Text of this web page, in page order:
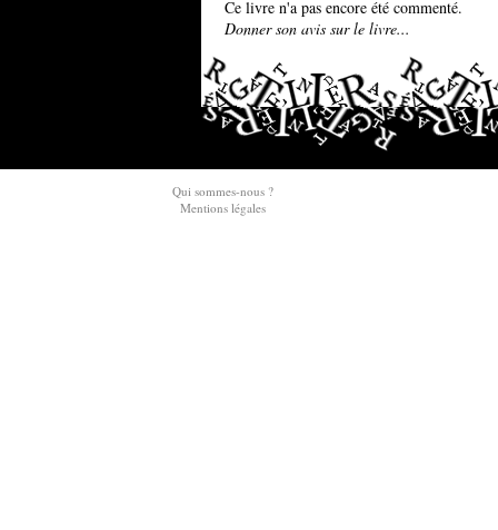
Ce livre n'a pas encore été commenté.
Donner son avis sur le livre...
Qui sommes-nous ?
Mentions légales